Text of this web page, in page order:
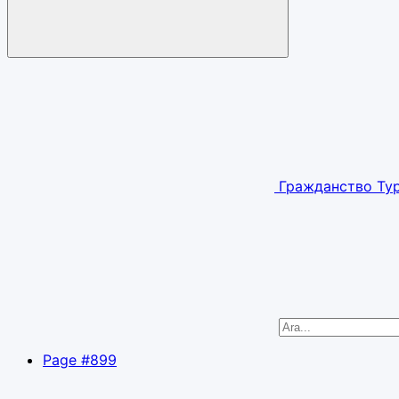
Гражданство
Page #899